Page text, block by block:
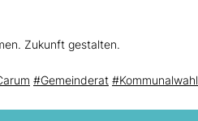
Zukunft gestalten.
#Gemeinderat